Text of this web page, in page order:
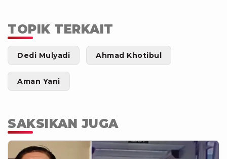
TOPIK TERKAIT
Dedi Mulyadi Ahmad Khotibul
Aman Yani
SAKSIKAN JUGA